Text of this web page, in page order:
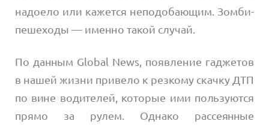
надоело или кажется неподобающим. Зомби-
пешеходы — именно такой случай.
По данным Global News, появление гаджетов
в нашей жизни привело к резкому скачку ДТП
по вине водителей, которые ими пользуются
прямо за рулем. Однако рассеянные